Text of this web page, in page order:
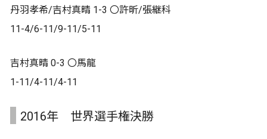
丹羽孝希/吉村真晴 1-3 〇許昕/張継科
11-4/6-11/9-11/5-11
吉村真晴 0-3 〇馬龍
1-11/4-11/4-11
2016年 世界選手権決勝